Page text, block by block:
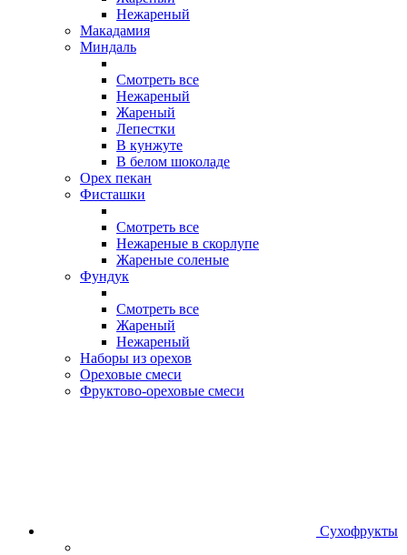
Нежареный
Макадамия
Миндаль
Смотреть все
Нежареный
Жареный
Лепестки
В кунжуте
В белом шоколаде
Орех пекан
Фисташки
Смотреть все
Нежареные в скорлупе
Жареные соленые
Фундук
Смотреть все
Жареный
Нежареный
Наборы из орехов
Ореховые смеси
Фруктово-ореховые смеси
Сухофрукты